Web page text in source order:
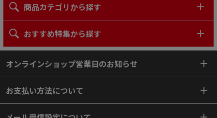
商品カテゴリから探す
おすすめ特集から探す
オンラインショップ営業日のお知らせ
お支払い方法について